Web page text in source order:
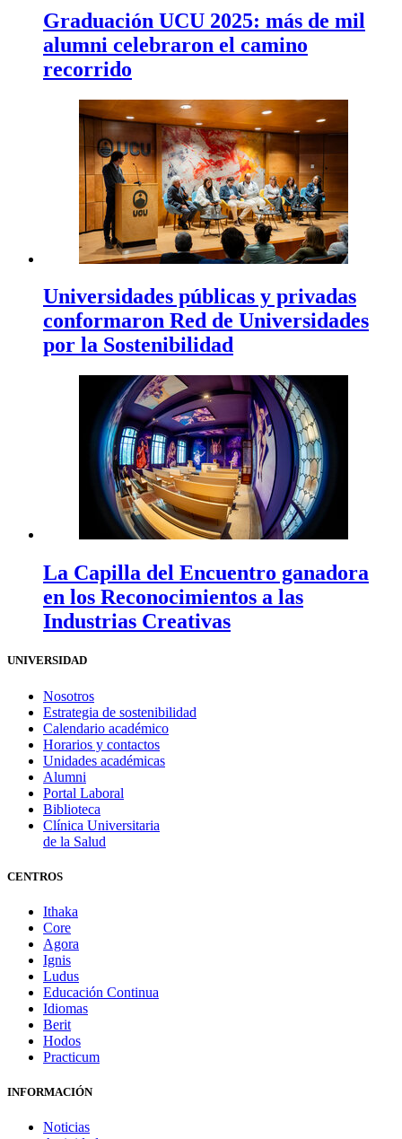
Graduación UCU 2025: más de mil
alumni celebraron el camino
recorrido
Universidades públicas y privadas
conformaron Red de Universidades
por la Sostenibilidad
La Capilla del Encuentro ganadora
en los Reconocimientos a las
Industrias Creativas
UNIVERSIDAD
Nosotros
Estrategia de sostenibilidad
Calendario académico
Horarios y contactos
Unidades académicas
Alumni
Portal Laboral
Biblioteca
Clínica Universitaria
de la Salud
CENTROS
Ithaka
Core
Agora
Ignis
Ludus
Educación Continua
Idiomas
Berit
Hodos
Practicum
INFORMACIÓN
Noticias